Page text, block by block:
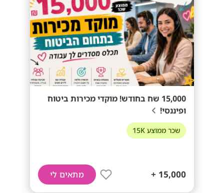
15,000 שח בחודש! מוקדי מכירות ביטוח
ופיננסי!
שכר ממוצע 15K
15,000 + מתאים לי